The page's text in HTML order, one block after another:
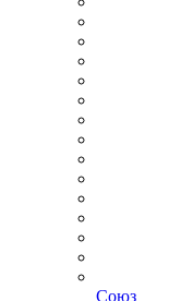
Союз